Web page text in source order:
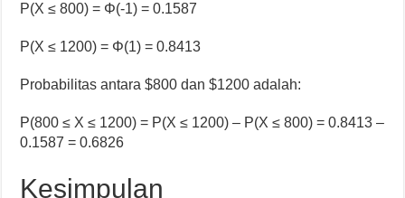
P(X ≤ 800) = Φ(-1) = 0.1587
P(X ≤ 1200) = Φ(1) = 0.8413
Probabilitas antara $800 dan $1200 adalah:
P(800 ≤ X ≤ 1200) = P(X ≤ 1200) – P(X ≤ 800) = 0.8413 –
0.1587 = 0.6826
Kesimpulan